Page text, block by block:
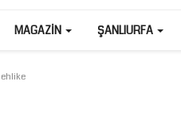
MAGAZIN ŞANLIURFA